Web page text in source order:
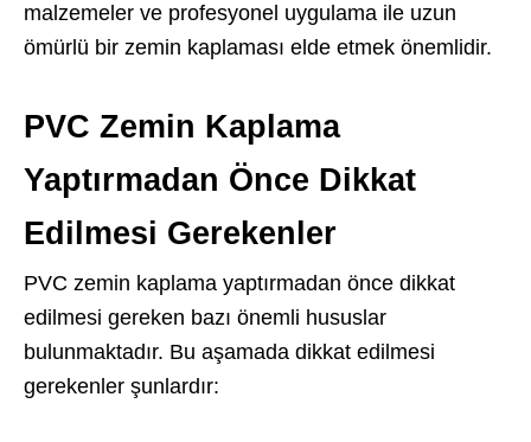
malzemeler ve profesyonel uygulama ile uzun
ömürlü bir zemin kaplaması elde etmek önemlidir.
PVC Zemin Kaplama
Yaptırmadan Önce Dikkat
Edilmesi Gerekenler
PVC zemin kaplama yaptırmadan önce dikkat
edilmesi gereken bazı önemli hususlar
bulunmaktadır. Bu aşamada dikkat edilmesi
gerekenler şunlardır: